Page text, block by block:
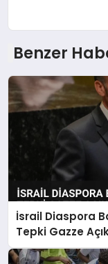
Benzer
İsrail Diaspora
Tepki Gazze